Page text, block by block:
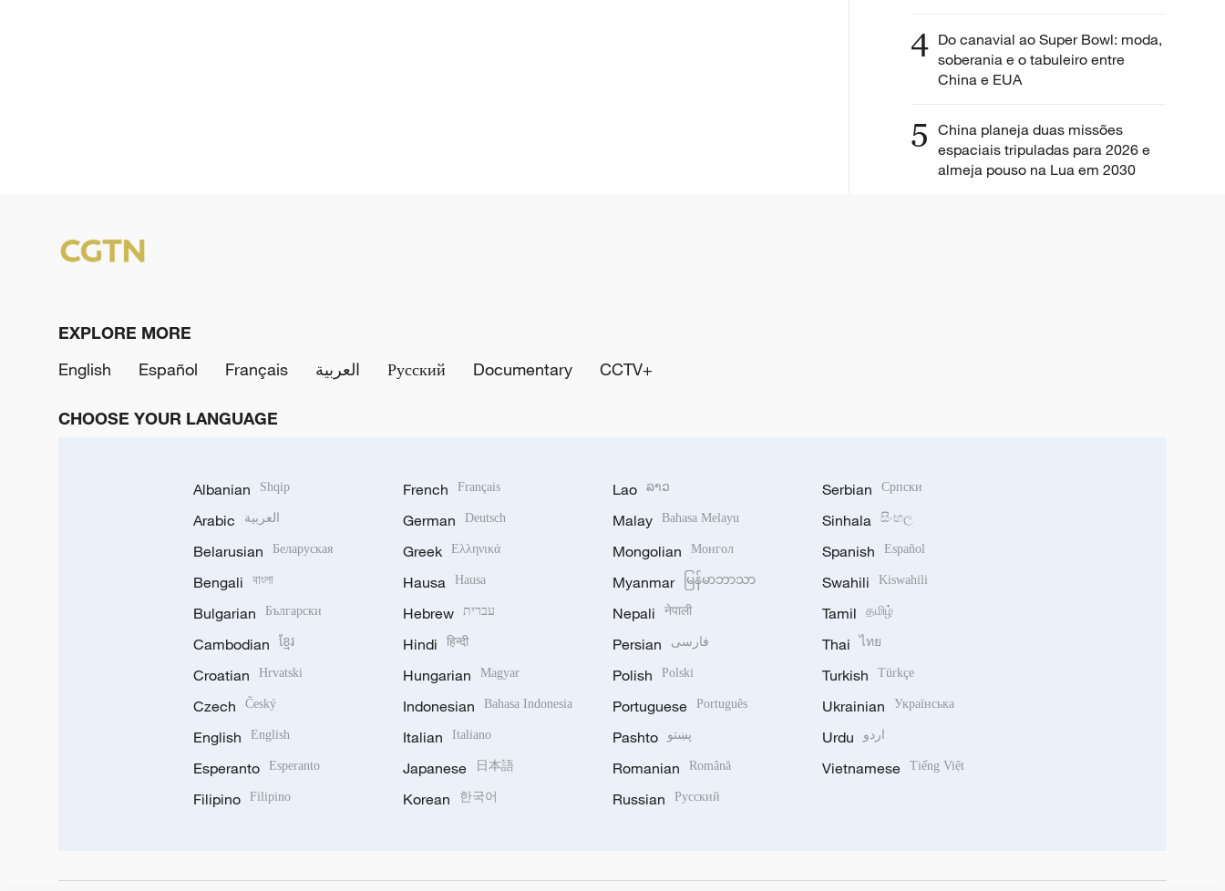
4 Do canavial ao Super Bowl: moda,
soberania e o tabuleiro entre
China e EUA
5 China planeja duas missões
espaciais tripuladas para 2026 e
almeja pouso na Lua em 2030
EXPLORE MORE
English
Español Français العربية Русский Documentary CCTV+
CHOOSE YOUR LANGUAGE
Albanian Shqip
Arabic العربية
Belarusian Беларуская
Bengali বাংলা
Bulgarian Български
Cambodian ខ្មែរ
Croatian Hrvatski
Czech Český
English English
Esperanto Esperanto
Filipino Filipino
French Français
German Deutsch
Greek Ελληνικά
Hausa Hausa
Hebrew עברית
Hindi हिन्दी
Hungarian Magyar
Indonesian Bahasa Indonesia
Italian Italiano
Japanese 日本語
Korean 한국어
Lao ລາວ
Malay Bahasa Melayu
Mongolian Монгол
Myanmar မြန်မာဘာသာ
Nepali नेपाली
Persian فارسی
Polish Polski
Portuguese Português
Pashto پښتو
Romanian Română
Russian Русский
Serbian Српски
Sinhala සිංහල
Spanish Español
Swahili Kiswahili
Tamil தமிழ்
Thai ไทย
Turkish Türkçe
Ukrainian Українська
Urdu اردو
Vietnamese Tiếng Việt